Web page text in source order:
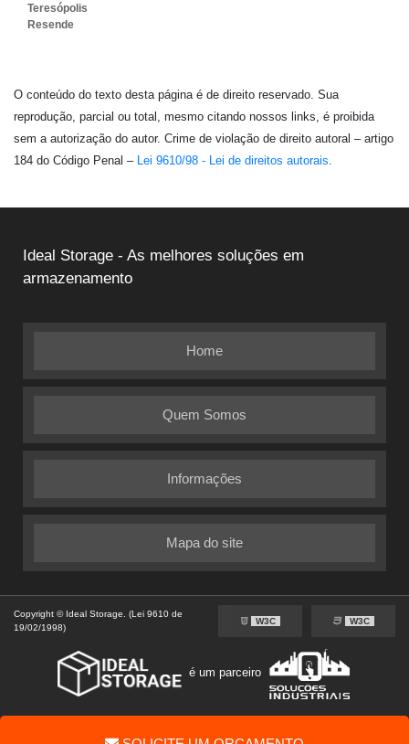
Teresópolis
Resende
O conteúdo do texto desta página é de direito reservado. Sua
reprodução, parcial ou total, mesmo citando nossos links, é proibida
sem a autorização do autor. Crime de violação de direito autoral – artigo
184 do Código Penal –
Lei 9610/98 - Lei de direitos autorais
Ideal Storage - As melhores soluções em
armazenamento
Home
Quem Somos
Informações
Mapa do site
Copyright © Ideal Storage. (Lei 9610 de
19/02/1998)
W3C W3C
é um parceiro